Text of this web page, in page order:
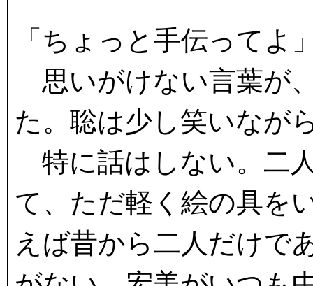
「ちょっと手伝ってよ
思いがけない言葉が
た。聡は少し笑いなが
特に話はしない。二
て、ただ軽く絵の具を
えば昔から二人だけで